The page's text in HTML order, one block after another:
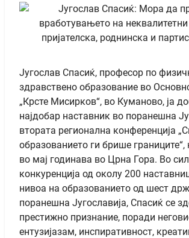
Југослав Спасиќ, професор по
здравствено образование во
„Крсте Мисирков“, во Куманово, ја
најдобар наставник во поранешна
втората регионална конференција
образованието ги брише границите“,
во мај годинава во Црна Гора. Во
конкуренција од околу 200
нивоа на образованието од шест
поранешна Југославија, Спасиќ се
престижно признание, поради
ентузијазам, инспиративност,